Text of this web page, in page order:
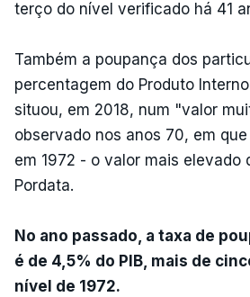
terço do nível verificado há 41
Também a poupança dos
percentagem do Produto Interno
situou, em 2018, num "valor
observado nos anos 70, em
em 1972 - o valor mais elevado
Pordata.
No ano passado, a taxa de
é de 4,5% do PIB, mais de
nível de 1972.